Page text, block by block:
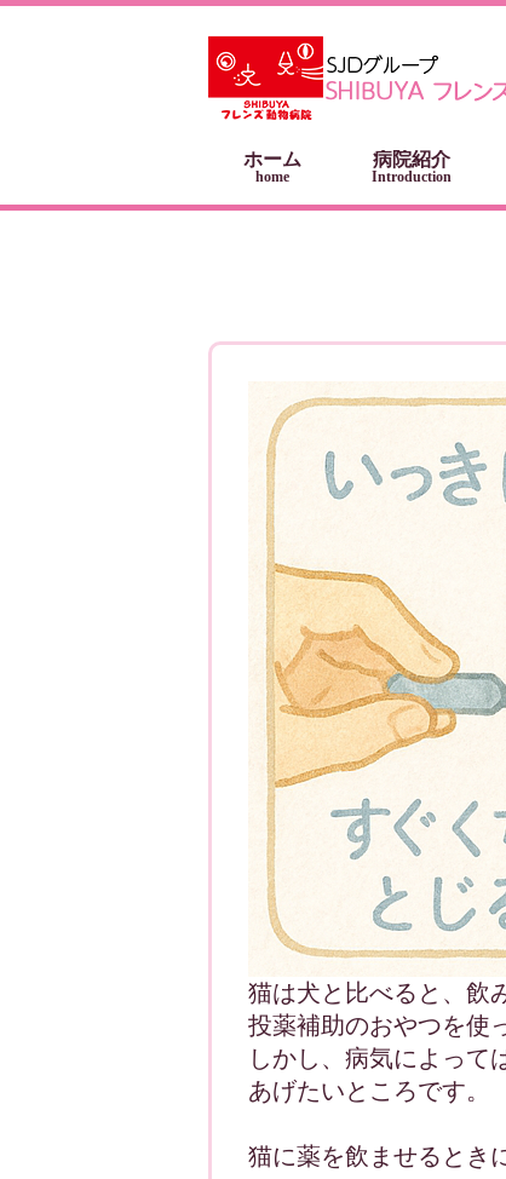
ホーム
home
病院紹介
Introduction
猫は犬と比べると、飲
投薬補助のおやつを使
しかし、病気によって
あげたいところです。
猫に薬を飲ませるとき